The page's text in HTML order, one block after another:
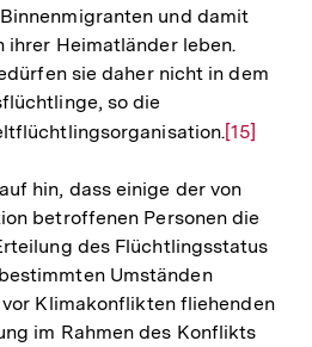
und damit
ihrer Heimatländer leben.
sie daher nicht in dem
so die
Zur
der
Fußnote
[15]
hin, dass einige der von
betroffenen Personen die
des Flüchtlingsstatus
Umständen
Klimakonflikten fliehenden
im Rahmen des Konflikts